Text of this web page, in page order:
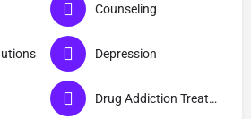
Counseling
Depression
Drug Addiction Treatment